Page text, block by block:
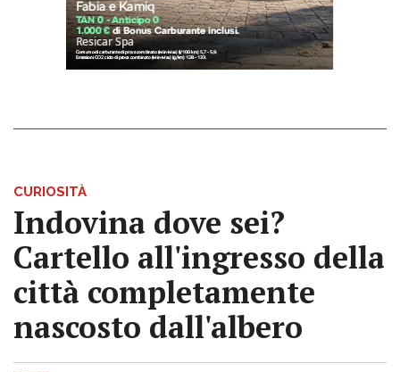
CURIOSITÀ
Indovina dove sei?
Cartello all'ingresso della
città completamente
nascosto dall'albero